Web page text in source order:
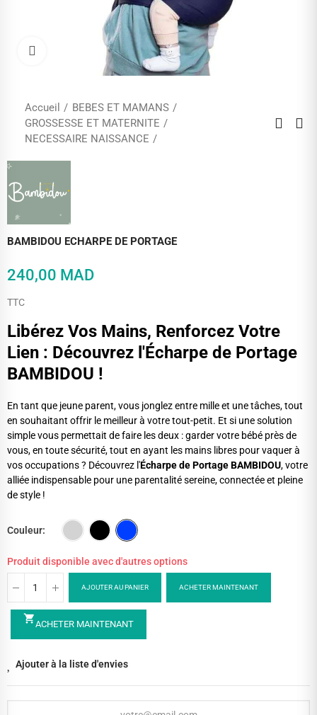
Cliquez pour agrandir
Accueil
BEBES ET MAMANS
GROSSESSE ET MATERNITE
NECESSAIRE NAISSANCE
BAMBIDOU ECHARPE DE PORTAGE
240,00 MAD
TTC
Libérez Vos Mains, Renforcez Votre
Lien : Découvrez l'Écharpe de Portage
BAMBIDOU !
En tant que jeune parent, vous jonglez entre mille et une tâches, tout
en souhaitant offrir le meilleur à votre tout-petit. Et si une solution
simple vous permettait de faire les deux : garder votre bébé près de
vous, en toute sécurité, tout en ayant les mains libres pour vaquer à
vos occupations ? Découvrez l'Écharpe de Portage BAMBIDOU, votre
alliée indispensable pour une parentalité sereine, connectée et pleine
de style !
Couleur
Produit disponible avec d'autres options
AJOUTER AU PANIER ACHETER MAINTENANT
shopping_cartACHETER MAINTENANT
Ajouter à la liste d'envies